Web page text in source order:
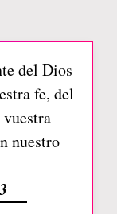
del Dios
fe, del
nuestro